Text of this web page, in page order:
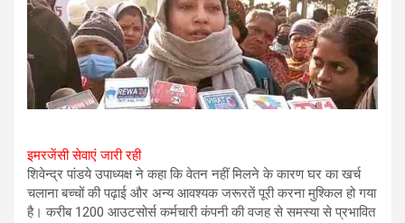
इमरजेंसी सेवाएं जारी रही
शिवेन्द्र पांडये उपाध्यक्ष ने कहा कि वेतन नहीं मिलने के कारण घर का खर्च
चलाना बच्चों की पढ़ाई और अन्य आवश्यक जरूरतें पूरी करना मुश्किल हो गया
है। करीब 1200 आउटसोर्स कर्मचारी कंपनी की वजह से समस्या से प्रभावित